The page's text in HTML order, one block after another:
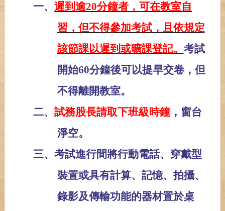
一、遲到逾20分鐘者，可在教室自
習，但不得參加考試，且依規定
該節課以遲到或曠課登記。 考試
開始60分鐘後可以提早交卷，但
不得離開教室。
二、試務股長請取下班級時鐘，窗台
淨空。
三、考試進行間將行動電話、穿戴型
裝置或具有計算、記憶、拍攝、
錄影及傳輸功能的器材置於桌